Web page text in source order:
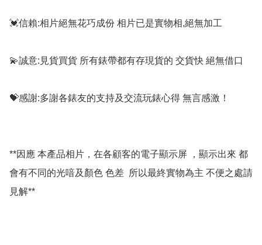
💓信賴:相片絕無花巧成份 相片已是實物相,絕無加工
💫誠意:見貨買貨 所有錶帶都有存現貨的 交貨快 絕無借口
💝感謝:多謝各錶友的支持及交流玩錶心得 無言感激！
**因應 本產品相片，在各顧客的電子顯示屏 ，顯示出來 都
會有不同的光喑及顏色 色差  所以最終實物為主 不便之處請